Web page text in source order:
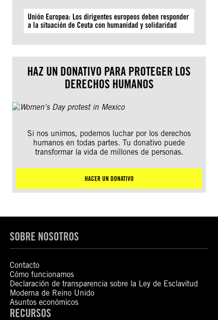
Unión Europea: Los dirigentes europeos deben responder
a la situación de Ceuta con humanidad y solidaridad
HAZ UN DONATIVO PARA PROTEGER LOS
DERECHOS HUMANOS
Si nos unimos, podemos luchar por los derechos
humanos en todas partes. Tu donativo puede
transformar la vida de millones de personas.
HACER UN DONATIVO
SOBRE NOSOTROS
Contacto
Cómo funcionamos
Declaración de transparencia sobre la Ley de Esclavitud
Moderna de Reino Unido
Asuntos económicos
RECURSOS